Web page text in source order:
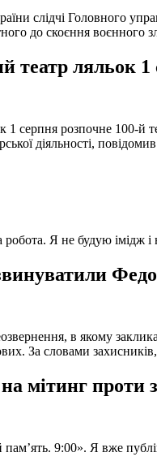
слідчі Головного
до скоєння воєнного
театр ляльок
1 серпня розпочне 100-й
діяльності,
робота. Я не будую
в якому
За словами
мітинг проти
9:00». Я вже